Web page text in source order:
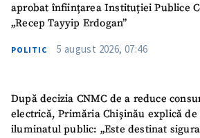
aprobat înființarea Instituției Publice
„Recep Tayyip Erdogan”
POLITIC 5 august 2026, 07:46
După decizia CNMC de a reduce
electrică, Primăria Chișinău explică de
iluminatul public: „Este destinat